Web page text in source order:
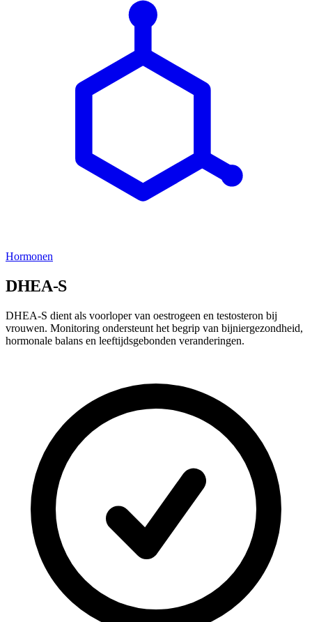
Hormonen
DHEA-S
DHEA-S dient als voorloper van oestrogeen en testosteron bij
vrouwen. Monitoring ondersteunt het begrip van bijniergezondheid,
hormonale balans en leeftijdsgebonden veranderingen.